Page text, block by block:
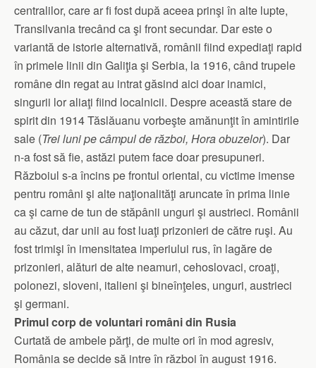
centralilor, care ar fi fost după aceea prinşi în alte lupte,
Transilvania trecând ca şi front secundar. Dar este o
variantă de istorie alternativă, românii fiind expediaţi rapid
în primele linii din Galiţia şi Serbia, la 1916, când trupele
române din regat au intrat găsind aici doar inamici,
singurii lor aliaţi fiind localnicii. Despre această stare de
spirit din 1914 Tăslăuanu vorbeşte amănunţit în amintirile
sale (Trei luni pe câmpul de război, Hora obuzelor). Dar
n-a fost să fie, astăzi putem face doar presupuneri.
Războiul s-a încins pe frontul oriental, cu victime imense
pentru români şi alte naţionalităţi aruncate în prima linie
ca şi carne de tun de stăpânii unguri şi austrieci. Românii
au căzut, dar unii au fost luaţi prizonieri de către ruşi. Au
fost trimişi în imensitatea imperiului rus, în lagăre de
prizonieri, alături de alte neamuri, cehoslovaci, croaţi,
polonezi, sloveni, italieni şi bineînţeles, unguri, austrieci
şi germani.
Primul corp de voluntari români din Rusia
Curtată de ambele părţi, de multe ori în mod agresiv,
România se decide să intre în război în august 1916.